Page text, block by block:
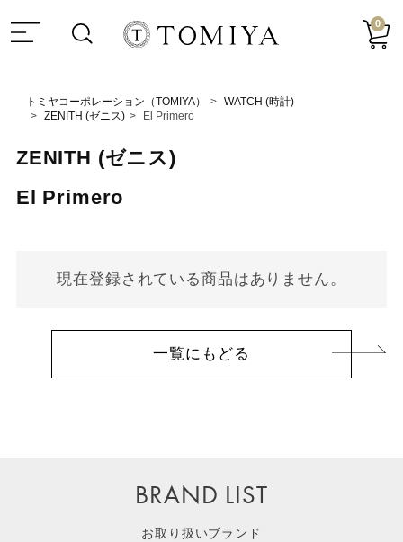
0
トミヤコーポレーション（TOMIYA）
WATCH (時計)
ZENITH (ゼニス)
El Primero
ZENITH (ゼニス)
El Primero
現在登録されている商品はありません。
一覧にもどる
BRAND LIST
お取り扱いブランド